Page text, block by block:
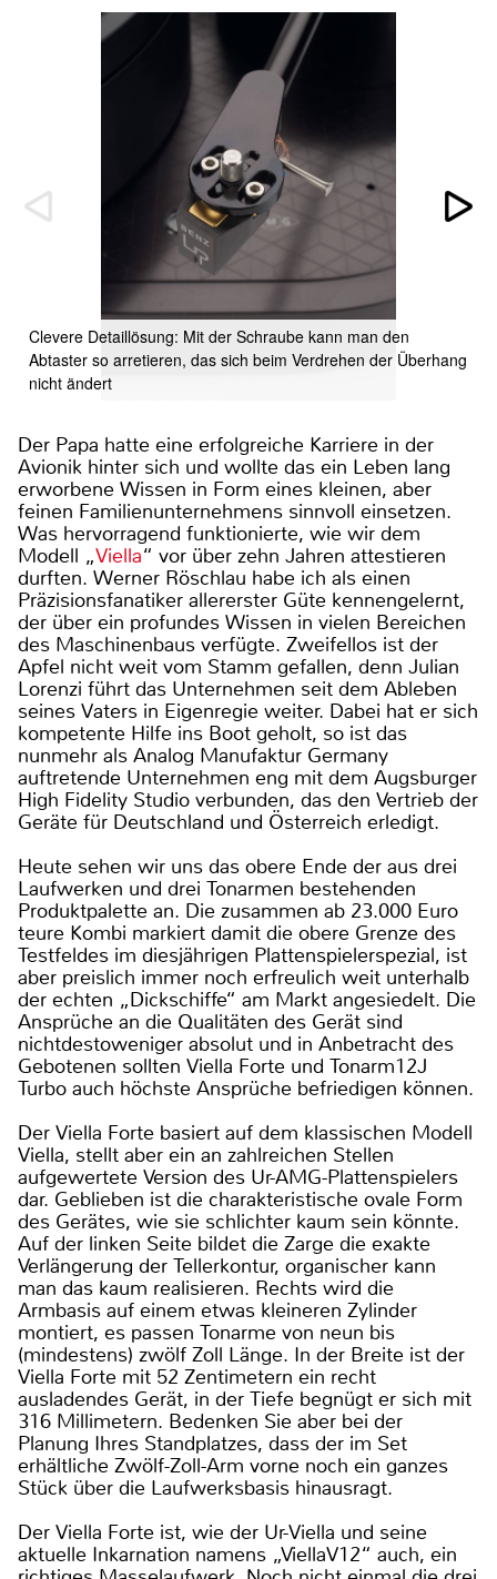
Clevere Detaillösung: Mit der Schraube kann man den
Abtaster so arretieren, das sich beim Verdrehen der Überhang
nicht ändert
Der Papa hatte eine erfolgreiche Karriere in der
Avionik hinter sich und wollte das ein Leben lang
erworbene Wissen in Form eines kleinen, aber
feinen Familienunternehmens sinnvoll einsetzen.
Was hervorragend funktionierte, wie wir dem
Modell „Viella“ vor über zehn Jahren attestieren
durften. Werner Röschlau habe ich als einen
Präzisionsfanatiker allererster Güte kennengelernt,
der über ein profundes Wissen in vielen Bereichen
des Maschinenbaus verfügte. Zweifellos ist der
Apfel nicht weit vom Stamm gefallen, denn Julian
Lorenzi führt das Unternehmen seit dem Ableben
seines Vaters in Eigenregie weiter. Dabei hat er sich
kompetente Hilfe ins Boot geholt, so ist das
nunmehr als Analog Manufaktur Germany
auftretende Unternehmen eng mit dem Augsburger
High Fidelity Studio verbunden, das den Vertrieb der
Geräte für Deutschland und Österreich erledigt.
Heute sehen wir uns das obere Ende der aus drei
Laufwerken und drei Tonarmen bestehenden
Produktpalette an. Die zusammen ab 23.000 Euro
teure Kombi markiert damit die obere Grenze des
Testfeldes im diesjährigen Plattenspielerspezial, ist
aber preislich immer noch erfreulich weit unterhalb
der echten „Dickschiffe“ am Markt angesiedelt. Die
Ansprüche an die Qualitäten des Gerät sind
nichtdestoweniger absolut und in Anbetracht des
Gebotenen sollten Viella Forte und Tonarm12J
Turbo auch höchste Ansprüche befriedigen können.
Der Viella Forte basiert auf dem klassischen Modell
Viella, stellt aber ein an zahlreichen Stellen
aufgewertete Version des Ur-AMG-Plattenspielers
dar. Geblieben ist die charakteristische ovale Form
des Gerätes, wie sie schlichter kaum sein könnte.
Auf der linken Seite bildet die Zarge die exakte
Verlängerung der Tellerkontur, organischer kann
man das kaum realisieren. Rechts wird die
Armbasis auf einem etwas kleineren Zylinder
montiert, es passen Tonarme von neun bis
(mindestens) zwölf Zoll Länge. In der Breite ist der
Viella Forte mit 52 Zentimetern ein recht
ausladendes Gerät, in der Tiefe begnügt er sich mit
316 Millimetern. Bedenken Sie aber bei der
Planung Ihres Standplatzes, dass der im Set
erhältliche Zwölf-Zoll-Arm vorne noch ein ganzes
Stück über die Laufwerksbasis hinausragt.
Der Viella Forte ist, wie der Ur-Viella und seine
aktuelle Inkarnation namens „ViellaV12“ auch, ein